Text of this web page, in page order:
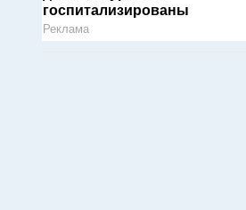
госпитализированы
Реклама